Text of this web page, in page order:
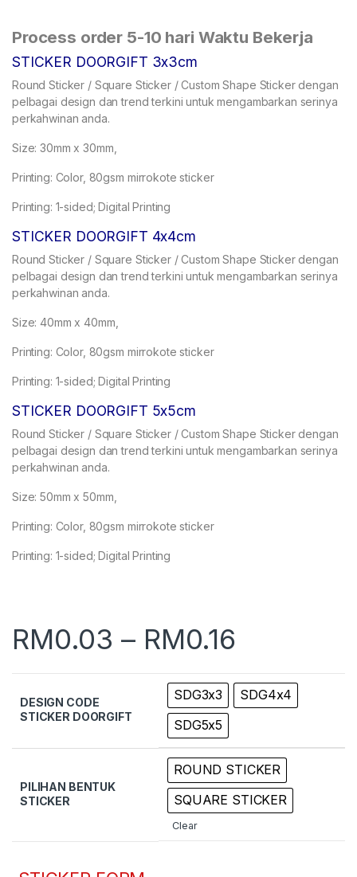
Process order 5-10 hari Waktu Bekerja
STICKER DOORGIFT 3x3cm
Round Sticker / Square Sticker / Custom Shape Sticker dengan
pelbagai design dan trend terkini untuk mengambarkan serinya
perkahwinan anda.
Size: 30mm x 30mm,
Printing: Color, 80gsm mirrokote sticker
Printing: 1-sided; Digital Printing
STICKER DOORGIFT 4x4cm
Round Sticker / Square Sticker / Custom Shape Sticker dengan
pelbagai design dan trend terkini untuk mengambarkan serinya
perkahwinan anda.
Size: 40mm x 40mm,
Printing: Color, 80gsm mirrokote sticker
Printing: 1-sided; Digital Printing
STICKER DOORGIFT 5x5cm
Round Sticker / Square Sticker / Custom Shape Sticker dengan
pelbagai design dan trend terkini untuk mengambarkan serinya
perkahwinan anda.
Size: 50mm x 50mm,
Printing: Color, 80gsm mirrokote sticker
Printing: 1-sided; Digital Printing
RM0.03 – RM0.16
DESIGN CODE
STICKER DOORGIFT
SDG3x3
SDG4x4
SDG5x5
PILIHAN BENTUK
STICKER
ROUND STICKER
SQUARE STICKER
Clear